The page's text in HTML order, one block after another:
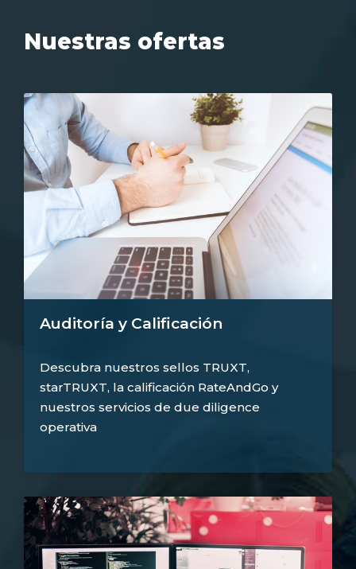
Nuestras ofertas
Auditoría y Calificación
Descubra nuestros sellos TRUXT,
starTRUXT, la calificación RateAndGo y
nuestros servicios de due diligence
operativa